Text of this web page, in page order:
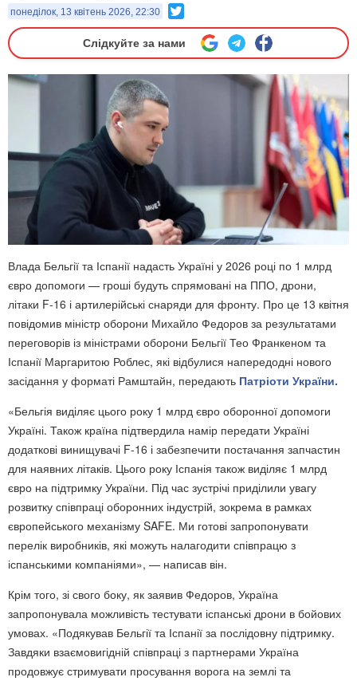
понеділок, 13 квітень 2026, 22:30
Слідкуйте за нами
Влада Бельгії та Іспанії надасть Україні у 2026 році по 1 млрд
євро допомоги — гроші будуть спрямовані на ППО, дрони,
літаки F-16 і артилерійські снаряди для фронту. Про це 13 квітня
повідомив міністр оборони Михайло Федоров за результатами
переговорів із міністрами оборони Бельгії Тео Франкеном та
Іспанії Маргаритою Роблес, які відбулися напередодні нового
засідання у форматі Рамштайн, передають Патріоти України.
«Бельгія виділяє цього року 1 млрд євро оборонної допомоги
Україні. Також країна підтвердила намір передати Україні
додаткові винищувачі F-16 і забезпечити постачання запчастин
для наявних літаків. Цього року Іспанія також виділяє 1 млрд
євро на підтримку України. Під час зустрічі приділили увагу
розвитку співпраці оборонних індустрій, зокрема в рамках
європейського механізму SAFE. Ми готові запропонувати
перелік виробників, які можуть налагодити співпрацю з
іспанськими компаніями», — написав він.
Крім того, зі свого боку, як заявив Федоров, Україна
запропонувала можливість тестувати іспанські дрони в бойових
умовах. «Подякував Бельгії та Іспанії за послідовну підтримку.
Завдяки взаємовигідній співпраці з партнерами Україна
продовжує стримувати просування ворога на землі та